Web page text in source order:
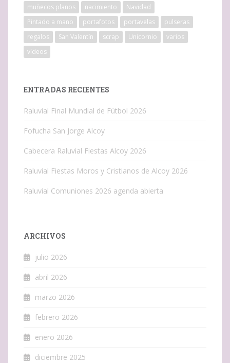
muñecos planos
nacimiento
Navidad
Pintado a mano
portafotos portavelas
pulseras
regalos
San Valentín scrap Unicornio
varios
vídeos
ENTRADAS RECIENTES
Raluvial Final Mundial de Fútbol 2026
Fofucha San Jorge Alcoy
Cabecera Raluvial Fiestas Alcoy 2026
Raluvial Fiestas Moros y Cristianos de Alcoy 2026
Raluvial Comuniones 2026 agenda abierta
ARCHIVOS
julio 2026
abril 2026
marzo 2026
febrero 2026
enero 2026
diciembre 2025